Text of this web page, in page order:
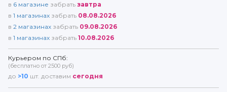
в 6 магазине забрать завтра
в 1 магазинах забрать 08.08.2026
в 2 магазинах забрать 09.08.2026
в 1 магазинах забрать 10.08.2026
Курьером по СПб:
(бесплатно от 2500 руб)
до >10 шт. доставим сегодня